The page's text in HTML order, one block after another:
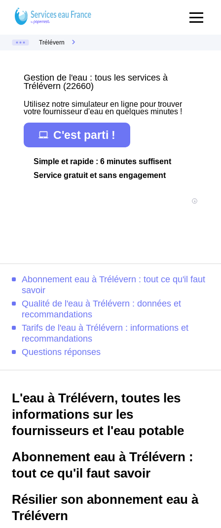
Trélévern
Gestion de l'eau : tous les services à
Trélévern (22660)
Utilisez notre simulateur en ligne pour trouver
votre fournisseur d'eau en quelques minutes !
C'est parti !
Simple et rapide : 6 minutes suffisent
Service gratuit et sans engagement
Abonnement eau à Trélévern : tout ce qu'il faut
savoir
Qualité de l'eau à Trélévern : données et
recommandations
Tarifs de l'eau à Trélévern : informations et
recommandations
Questions réponses
L'eau à Trélévern, toutes les
informations sur les
fournisseurs et l'eau potable
Abonnement eau à Trélévern :
tout ce qu'il faut savoir
Résilier son abonnement eau à
Trélévern